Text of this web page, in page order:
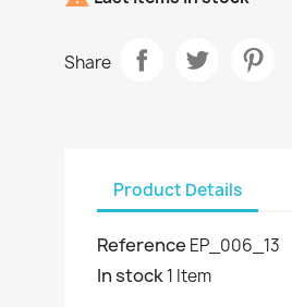
Share
Product Details
Reference EP_006_13
In stock1 Item